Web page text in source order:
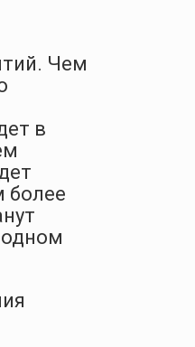
Чем
в
более